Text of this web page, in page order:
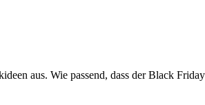
aus. Wie passend, dass der Black